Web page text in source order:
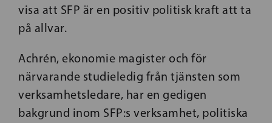
visa att SFP är en positiv politisk kraft att ta
på allvar.
Achrén, ekonomie magister och för
närvarande studieledig från tjänsten som
verksamhetsledare, har en gedigen
bakgrund inom SFP:s verksamhet, politiska